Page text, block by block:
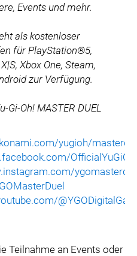
Events und mehr.
als kostenloser
für PlayStation®5,
Xbox One, Steam,
zur Verfügung.
Oh! MASTER DUEL
yugioh/
Teilnahme an Events oder